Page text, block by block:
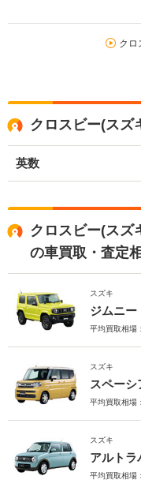
クロ
クロスビー(スズ
英数
クロスビー(スズ
の車買取・査定
スズキ
ジムニー
平均買取相場：
スズキ
スペーシ
平均買取相場：
スズキ
アルトラ
平均買取相場：